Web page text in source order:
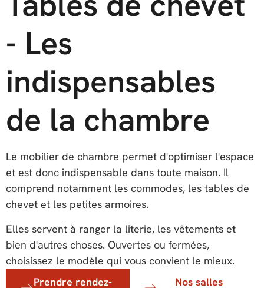
- Les
indispensables
de la chambre
Le mobilier de chambre permet d'optimiser l'espace
et est donc indispensable dans toute maison. Il
comprend notamment les commodes, les tables de
chevet et les petites armoires.
Elles servent à ranger la literie, les vêtements et
bien d'autres choses. Ouvertes ou fermées,
choisissez le modèle qui vous convient le mieux.
Prendre rendez-
Nos salles